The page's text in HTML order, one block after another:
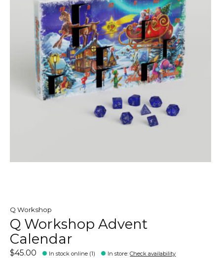
Q Workshop
Q Workshop Advent
Calendar
$45.00 In stock online (1) In store:Check availability